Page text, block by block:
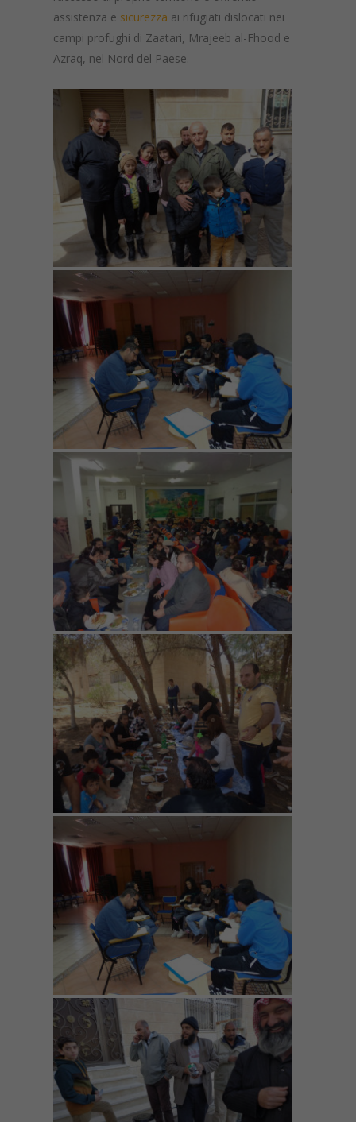
assistenza e sicurezza ai rifugiati dislocati nei
campi profughi di Zaatari, Mrajeeb al-Fhood e
Azraq, nel Nord del Paese.